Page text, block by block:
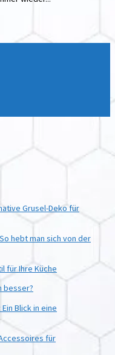
Grusel-Deko für
hebt man sich von der
für Ihre Küche
besser?
Blick in eine
für